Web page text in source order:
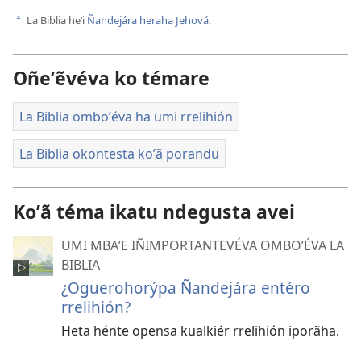
a La Biblia heʼi Ñandejára heraha Jehová.
Oñeʼẽvéva ko témare
La Biblia omboʼéva ha umi rrelihión
La Biblia okontesta koʼã porandu
Koʼã téma ikatu ndegusta avei
UMI MBAʼE IÑIMPORTANTEVÉVA OMBOʼÉVA LA
BIBLIA
¿Oguerohorýpa Ñandejára entéro
rrelihión?
Heta hénte opensa kualkiér rrelihión iporãha.